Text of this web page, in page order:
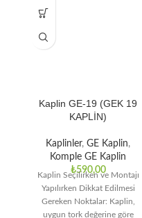
Kaplin GE-19 (GEK 19
KAPLİN)
Kaplinler, GE Kaplin,
Komple GE Kaplin
₺590,00
Kaplin Seçilirken ve Montajı
Yapılırken Dikkat Edilmesi
Gereken Noktalar: Kaplin,
uygun tork değerine göre